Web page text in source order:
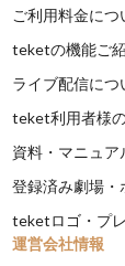
ご利用料金につ
teketの機能ご
ライブ配信につ
teket利用者様
資料・マニュア
登録済み劇場・
teketロゴ・プ
運営会社情報